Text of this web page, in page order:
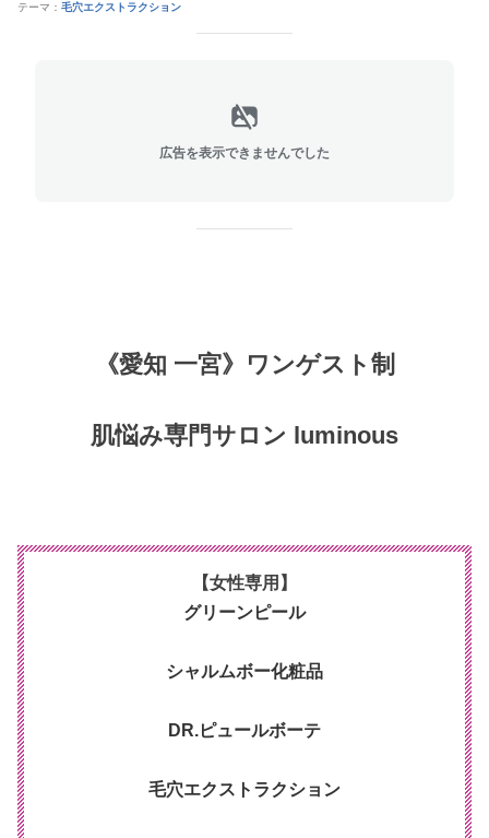
テーマ： 毛穴エクストラクション
広告を表示できませんでした
《愛知 一宮》ワンゲスト制
肌悩み専門サロン luminous
【女性専用】
グリーンピール
シャルムボー化粧品
DR.ピュールボーテ
毛穴エクストラクション